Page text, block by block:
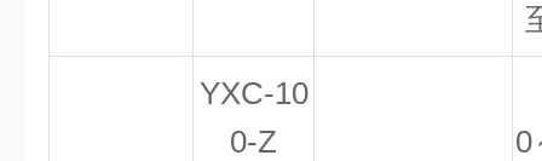
YXC-10
0-Z
0